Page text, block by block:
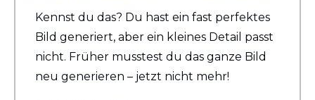
Kennst du das? Du hast ein fast perfektes
Bild generiert, aber ein kleines Detail passt
nicht. Früher musstest du das ganze Bild
neu generieren – jetzt nicht mehr!